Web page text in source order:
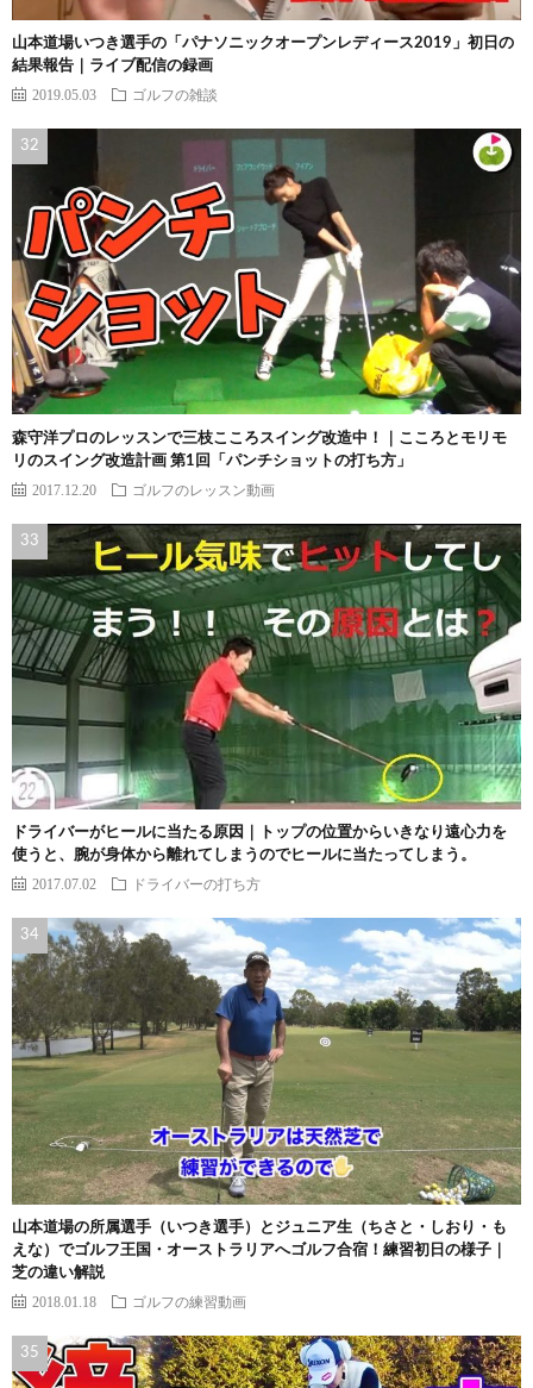
山本道場いつき選手の「パナソニックオープンレディース2019」初日の
結果報告｜ライブ配信の録画
2019.05.03 ゴルフの雑談
森守洋プロのレッスンで三枝こころスイング改造中！｜こころとモリモ
リのスイング改造計画 第1回「パンチショットの打ち方」
2017.12.20 ゴルフのレッスン動画
ドライバーがヒールに当たる原因｜トップの位置からいきなり遠心力を
使うと、腕が身体から離れてしまうのでヒールに当たってしまう。
2017.07.02 ドライバーの打ち方
山本道場の所属選手（いつき選手）とジュニア生（ちさと・しおり・も
えな）でゴルフ王国・オーストラリアへゴルフ合宿！練習初日の様子｜
芝の違い解説
2018.01.18 ゴルフの練習動画